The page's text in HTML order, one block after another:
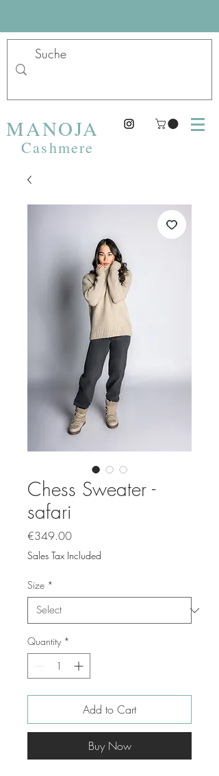
MANOJA
Cashmere
Chess Sweater -
safari
€349.00Price
Sales Tax Included
Size *
Quantity *
Add to Cart
Buy Now